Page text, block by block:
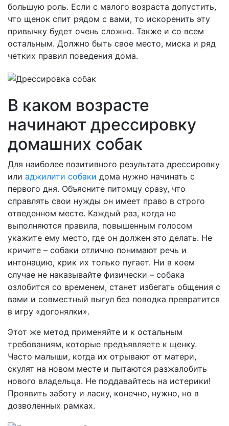
большую роль. Если с малого возраста допустить,
что щенок спит рядом с вами, то искоренить эту
привычку будет очень сложно. Также и со всем
остальным. Должно быть свое место, миска и ряд
четких правил поведения дома.
В каком возрасте
начинают дрессировку
домашних собак
Для наиболее позитивного результата дрессировку
или аджилити собаки дома нужно начинать с
первого дня. Объясните питомцу сразу, что
справлять свои нужды он имеет право в строго
отведенном месте. Каждый раз, когда не
выполняются правила, повышенным голосом
укажите ему место, где он должен это делать. Не
кричите – собаки отлично понимают речь и
интонацию, крик их только пугает. Ни в коем
случае не наказывайте физически – собака
озлобится со временем, станет избегать общения с
вами и совместный выгул без поводка превратится
в игру «догонялки».
Этот же метод применяйте и к остальным
требованиям, которые предъявляете к щенку.
Часто малыши, когда их отрывают от матери,
скулят на новом месте и пытаются разжалобить
нового владельца. Не поддавайтесь на истерики!
Проявить заботу и ласку, конечно, нужно, но в
дозволенных рамках.